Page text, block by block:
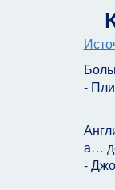
-
а…
-